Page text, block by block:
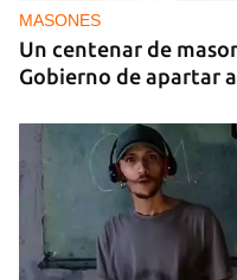
MASONES
Un centenar de
Gobierno de apartar